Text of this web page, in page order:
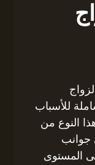
للأسباب
النوع من
جوانب
المستوى